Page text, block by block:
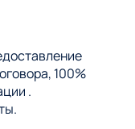
100%
.